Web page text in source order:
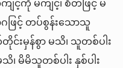
ျင့်ကို မကျင့်၊ စိတ်ဖြင့် မ
ဖြင့် တပ်စွန်းသောသူ
မှန်စွာ မသိ၊ သူတစ်ပါး
မိမိသူတစ်ပါး နှစ်ပါး